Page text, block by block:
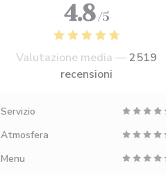
4.8 /5
Valutazione media —2519
recensioni
Servizio
Atmosfera
Menu